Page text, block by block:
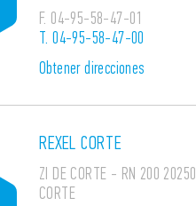
F. 04-95-58-47-01
T.04-95-58-47-00
Obtener direcciones
REXEL CORTE
ZI DE CORTE - RN 200 20250
CORTE